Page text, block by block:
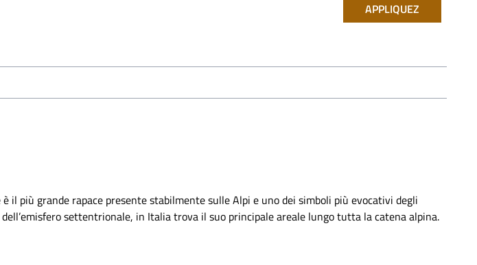
APPLIQUEZ
il più grande rapace presente stabilmente sulle Alpi e uno dei simboli più evocativi degli
settentrionale, in Italia trova il suo principale areale lungo tutta la catena alpina.